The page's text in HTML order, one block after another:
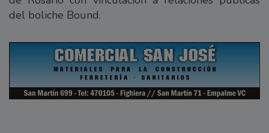
del boliche Bound.